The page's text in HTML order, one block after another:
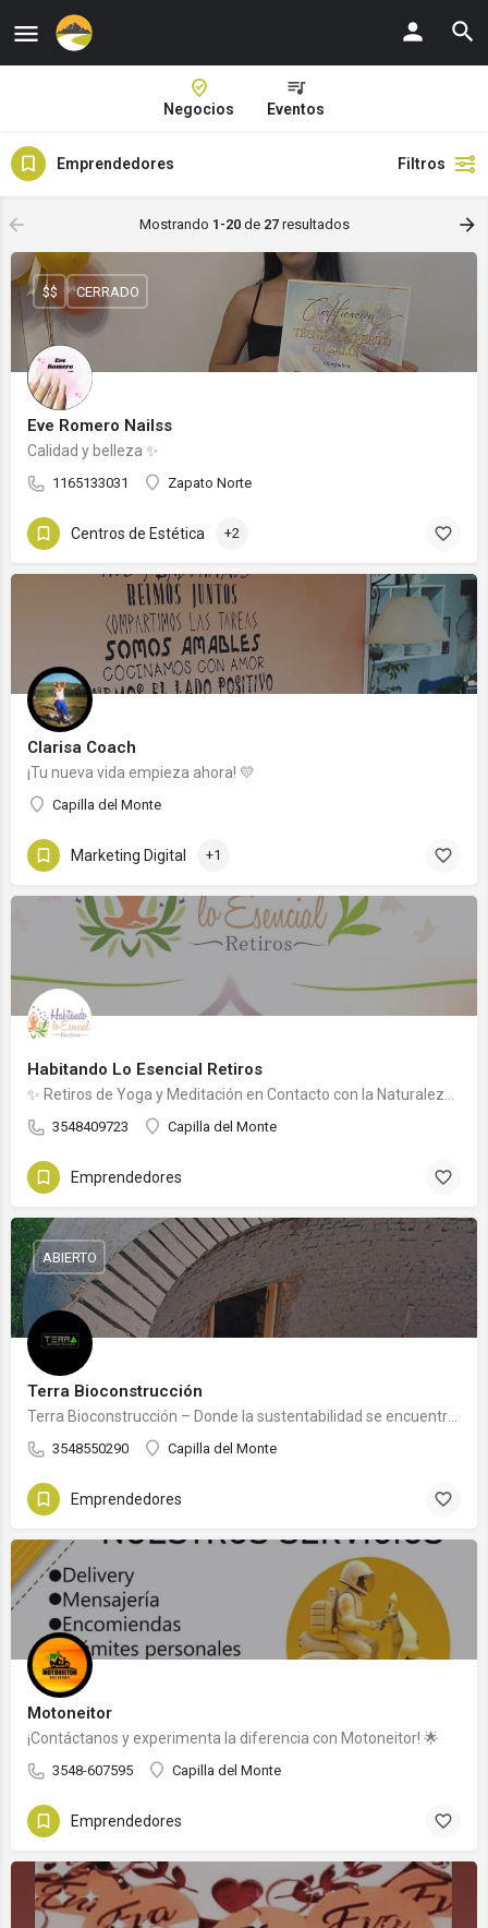
Negocios Eventos
Emprendedores Filtros
Mostrando 1-20de 27resultados
Eve Romero Nailss
Calidad y belleza ✨
1165133031 Zapato Norte
$$ CERRADO
Centros de Estética +2
Clarisa Coach
¡Tu nueva vida empieza ahora! 💛
Capilla del Monte
Marketing Digital +1
Habitando Lo Esencial Retiros
3548409723 Capilla del Monte
Emprendedores
Terra Bioconstrucción
3548550290 Capilla del Monte
ABIERTO
Emprendedores
Motoneitor
¡Contáctanos y experimenta la diferencia con Motoneitor! 🌟
3548-607595 Capilla del Monte
Emprendedores